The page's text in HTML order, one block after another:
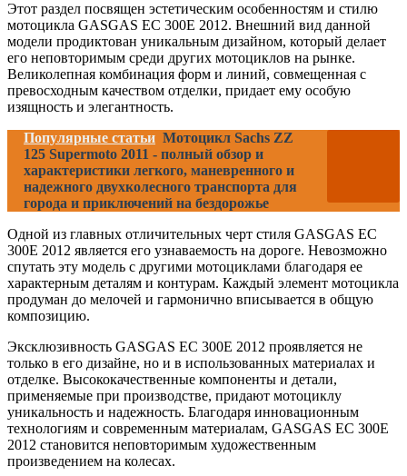
Этот раздел посвящен эстетическим особенностям и стилю
мотоцикла GASGAS EC 300E 2012. Внешний вид данной
модели продиктован уникальным дизайном, который делает
его неповторимым среди других мотоциклов на рынке.
Великолепная комбинация форм и линий, совмещенная с
превосходным качеством отделки, придает ему особую
изящность и элегантность.
Популярные статьи Мотоцикл Sachs ZZ
125 Supermoto 2011 - полный обзор и
характеристики легкого, маневренного и
надежного двухколесного транспорта для
города и приключений на бездорожье
Одной из главных отличительных черт стиля GASGAS EC
300E 2012 является его узнаваемость на дороге. Невозможно
спутать эту модель с другими мотоциклами благодаря ее
характерным деталям и контурам. Каждый элемент мотоцикла
продуман до мелочей и гармонично вписывается в общую
композицию.
Эксклюзивность GASGAS EC 300E 2012 проявляется не
только в его дизайне, но и в использованных материалах и
отделке. Высококачественные компоненты и детали,
применяемые при производстве, придают мотоциклу
уникальность и надежность. Благодаря инновационным
технологиям и современным материалам, GASGAS EC 300E
2012 становится неповторимым художественным
произведением на колесах.